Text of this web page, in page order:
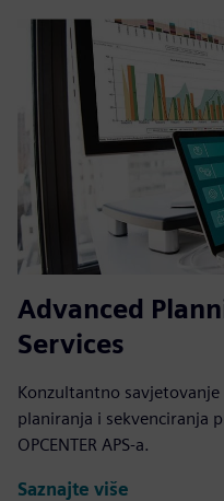
Advanced
Services
Konzultantno
planiranja i sekvenciranja
OPCENTER APS-a.
Saznajte više